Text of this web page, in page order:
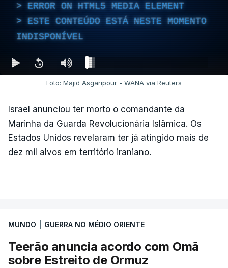
ERROR ON HTML5 MEDIA ELEMENT
ESTE CONTEÚDO ESTÁ NESTE MOMENTO
INDISPONÍVEL
Foto: Majid Asgaripour - WANA via Reuters
Israel anunciou ter morto o comandante da
Marinha da Guarda Revolucionária Islâmica. Os
Estados Unidos revelaram ter já atingido mais de
dez mil alvos em território iraniano.
MUNDO GUERRA NO MÉDIO ORIENTE
Teerão anuncia acordo com Omã
sobre Estreito de Ormuz